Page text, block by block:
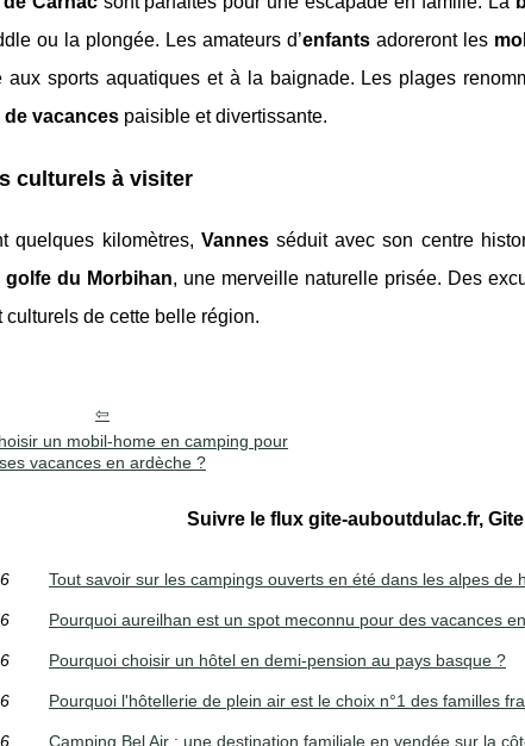
ou la plongée. Les amateurs d’enfants adoreront les
aux sports aquatiques et à la baignade. Les plages
vacances paisible et divertissante.
culturels à visiter
quelques kilomètres, Vannesséduit avec son centre
golfe du Morbihan, une merveille naturelle prisée. Des
culturels de cette belle région.
un mobil-home en camping pour
ses vacances en ardèche ?
Suivre le flux gite-auboutdulac.fr,
Tout savoir sur les campings ouverts en été dans les alpes de
Pourquoi aureilhan est un spot meconnu pour des vacances
Pourquoi choisir un hôtel en demi-pension au pays basque ?
Pourquoi l'hôtellerie de plein air est le choix n°1 des familles
Camping Bel Air : une destination familiale en vendée sur la